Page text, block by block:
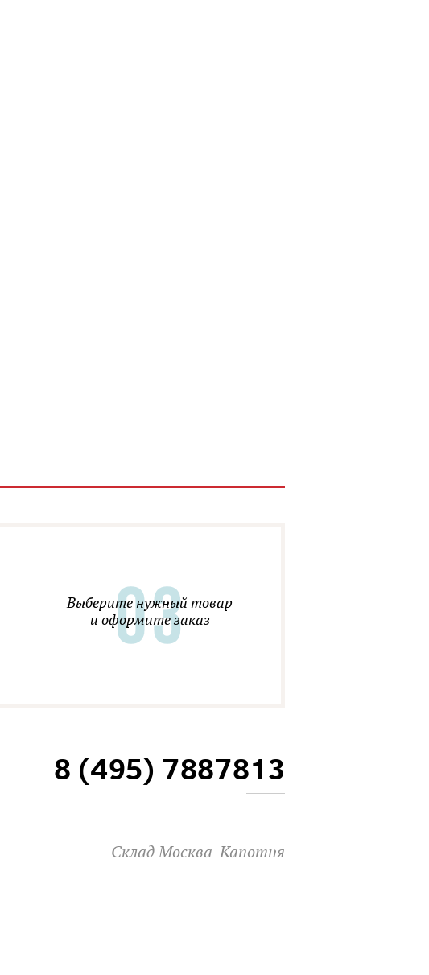
Выберите нужный товар
и оформите заказ
8 (495) 7887813
Склад Москва-Капотня